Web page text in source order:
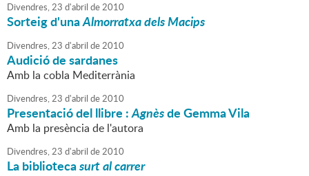
Divendres,23 d'abril de2010
Sorteig d'unaAlmorratxa dels Macips
Divendres,23 d'abril de2010
Audició de sardanes
Amb la cobla Mediterrània
Divendres,23 d'abril de2010
Presentació del llibre :Agnèsde Gemma Vila
Amb la presència de l'autora
Divendres,23 d'abril de2010
La bibliotecasurt al carrer